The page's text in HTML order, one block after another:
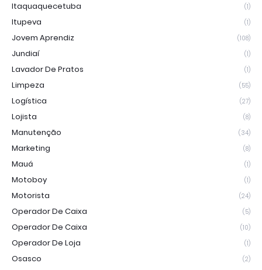
Itaquaquecetuba (1)
Itupeva (1)
Jovem Aprendiz (108)
Jundiaí (1)
Lavador De Pratos (1)
Limpeza (55)
Logística (27)
Lojista (8)
Manutenção (34)
Marketing (8)
Mauá (1)
Motoboy (1)
Motorista (24)
Operador De Caixa (5)
Operador De Caixa (10)
Operador De Loja (1)
Osasco (2)